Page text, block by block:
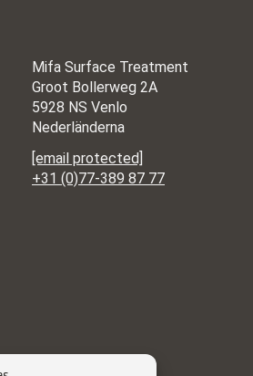
Mifa Surface Treatment
Groot Bollerweg 2A
5928 NS Venlo
Nederländerna
[email protected]
+31 (0)77-389 87 77